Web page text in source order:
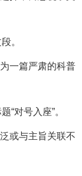
。
一篇严肃的科普
对号入座”。
或与主旨关联不